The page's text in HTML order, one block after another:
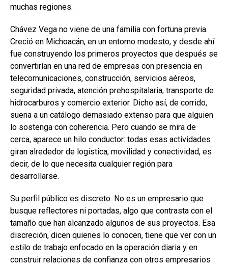
muchas regiones.
Chávez Vega no viene de una familia con fortuna previa.
Creció en Michoacán, en un entorno modesto, y desde ahí
fue construyendo los primeros proyectos que después se
convertirían en una red de empresas con presencia en
telecomunicaciones, construcción, servicios aéreos,
seguridad privada, atención prehospitalaria, transporte de
hidrocarburos y comercio exterior. Dicho así, de corrido,
suena a un catálogo demasiado extenso para que alguien
lo sostenga con coherencia. Pero cuando se mira de
cerca, aparece un hilo conductor: todas esas actividades
giran alrededor de logística, movilidad y conectividad, es
decir, de lo que necesita cualquier región para
desarrollarse.
Su perfil público es discreto. No es un empresario que
busque reflectores ni portadas, algo que contrasta con el
tamaño que han alcanzado algunos de sus proyectos. Esa
discreción, dicen quienes lo conocen, tiene que ver con un
estilo de trabajo enfocado en la operación diaria y en
construir relaciones de confianza con otros empresarios